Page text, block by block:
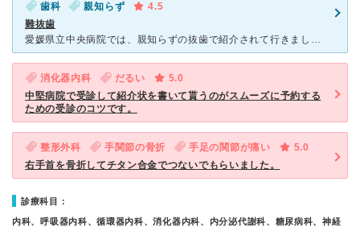
歯科 親知らず
4.5
難抜歯
愛媛県立中央病院では、親知らずの抜歯で紹介されて行きました。 親知らずが、横向きで顎の骨に結構埋まっているということで 大きな病院をすすめられました。 やはり総合病院なので、 総合受付けを済ま
消化器内科 だるい
5.0
中堅病院で受診して紹介状を書いて貰うのがスムーズに予約する
ための受診のコツです。
整形外科 手関節の骨折 手足の関節が痛い
5.0
右手首を骨折してチタン合金でつないでもらいました。
診療科目：
内科、呼吸器内科、循環器内科、消化器内科、内分泌代謝科、糖尿病科、神経